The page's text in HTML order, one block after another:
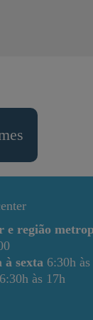
e região
à sexta 6:30h
6:30h às 17h